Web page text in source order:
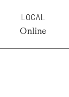
LOCAL
Online